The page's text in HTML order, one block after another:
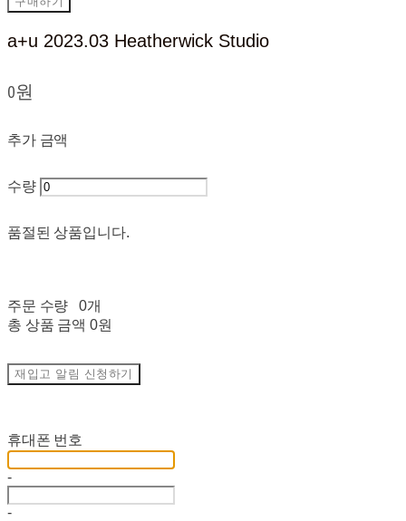
a+u 2023.03 Heatherwick Studio
0원
추가 금액
수량
품절된 상품입니다.
주문 수량
0개
총 상품 금액 0원
재입고 알림 신청하기
휴대폰 번호
-
-